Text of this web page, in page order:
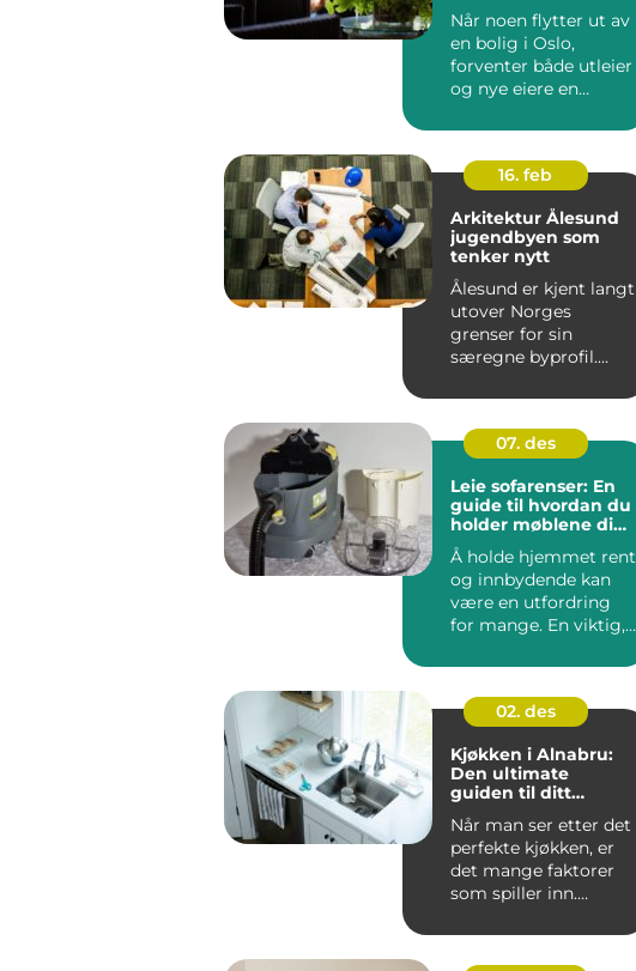
Når noen flytter ut av
en bolig i Oslo,
forventer både utleier
og nye eiere en
profesjone...
16. feb
Arkitektur Ålesund
jugendbyen som
tenker nytt
Ålesund er kjent langt
utover Norges
grenser for sin
særegne byprofil.
store del...
07. des
Leie sofarenser: En
guide til hvordan du
holder møblene dine
i topp stand
Å holde hjemmet rent
og innbydende kan
være en utfordring
for mange. En viktig,
02. des
Kjøkken i Alnabru:
Den ultimate
guiden til ditt
Når man ser etter det
perfekte kjøkken, er
det mange faktorer
som spiller inn.